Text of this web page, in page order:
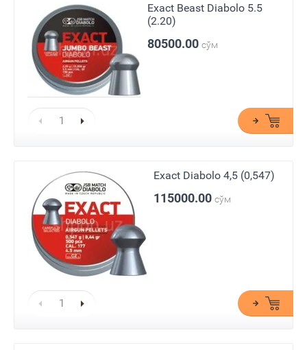
Exact Beast Diabolo 5.5
(2.20)
80500.00 сўм
Exact Diabolo 4,5 (0,547)
115000.00 сўм